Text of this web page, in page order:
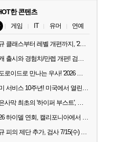
혈 먹튀 ㄷㄷ..
습니다
2인 40%글 존나 긁히네 씨발
[208]
구로 쓰는 인방 하꼬 스트리머 박제합니다.
만화 | 야간 보초는 너무 힘들어
가족여행을 다녀왔습니다.
오브 리인카네이션 정보/공략글 모음
다 추암해수욕장
한 콘텐츠
게임 IT 유머 연예
신규 클래스부터 레벨 개편까지, '2026 검은사막 하이델 연회' 총정리
신캐 출시와 경험치/만렙 개편! 검사 2026 하이델 연회 모아보기
넨도로이드로 만나는 우사! '2026 하이델 연회' 막바지 깜짝 공개
북미 서비스 10주년! 미국에서 열린 '검은사막 하이델 연회'
검은사막 최초의 '하이퍼 부스트', 직접 해봤습니다
2026 하이델 연회, 캘리포니아에서 개최
신규 피의 제단 추가, 검사 7/15(수) 패치 핵심 정리